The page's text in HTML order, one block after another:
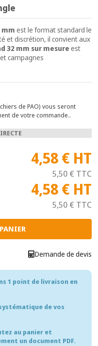
mm est le format standard le
et discrétion, il convient aux
32 mm sur mesure est
campagnes
de PAO) vous seront
de votre commande..
4,58 € HT
5,50 € TTC
4,58 € HT
5,50 € TTC
Demande de devis
1 point de livraison en
de vos
au panier et
un document PDF.